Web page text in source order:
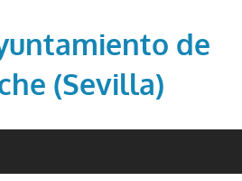
de
(Sevilla)